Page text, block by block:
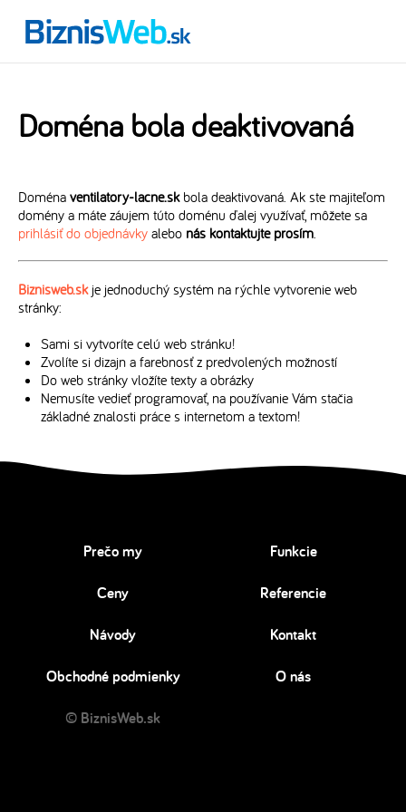
Doména bola deaktivovaná
Doména ventilatory-lacne.skbola deaktivovaná. Ak ste majiteľom
domény a máte záujem túto doménu ďalej využívať, môžete sa
prihlásiť do objednávky alebo nás kontaktujte prosím.
Biznisweb.skje jednoduchý systém na rýchle vytvorenie web
stránky:
Sami si vytvoríte celú web stránku!
Zvolíte si dizajn a farebnosť z predvolených možností
Do web stránky vložíte texty a obrázky
Nemusíte vedieť programovať, na používanie Vám stačia
základné znalosti práce s internetom a textom!
Prečo my Funkcie
Ceny Referencie
Návody Kontakt
Obchodné podmienky O nás
© BiznisWeb.sk